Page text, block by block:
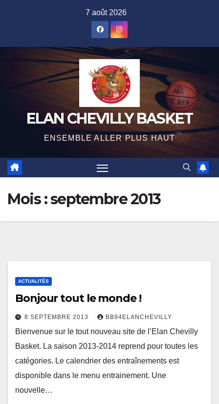
7 août 2026
ELAN CHEVILLY BASKET
ENSEMBLE ALLER PLUS HAUT
Mois :septembre 2013
ACTUALITÉS
Bonjour tout le monde !
8 SEPTEMBRE 2013 BB94ELANCHEVILLY
Bienvenue sur le tout nouveau site de l’Elan Chevilly
Basket. La saison 2013-2014 reprend pour toutes les
catégories. Le calendrier des entraînements est
disponible dans le menu entrainement. Une
nouvelle…